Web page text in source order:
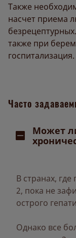
Также
насчет приема
также при
госпитализация.
Часто
Может
В странах,
2, пока не
острого
Однако все